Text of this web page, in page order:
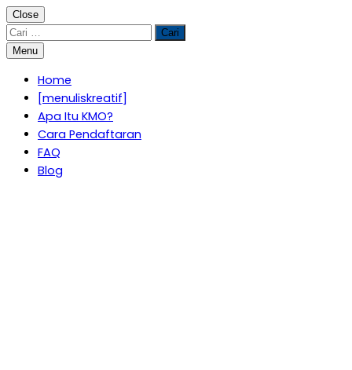
Close
Cari
untuk:
Menu
Home
[menuliskreatif]
Apa Itu KMO?
Cara Pendaftaran
FAQ
Blog